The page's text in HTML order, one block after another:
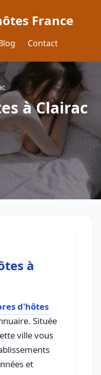
France
Contact
à Clairac
à
d'hôtes
Située
ville vous
et